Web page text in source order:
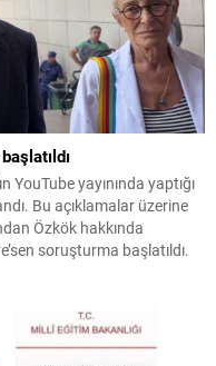
YouTube yayınında yaptığı
Bu açıklamalar üzerine
Özkök hakkında
soruşturma başlatıldı.
İfadesinin ardından
ve savunması...